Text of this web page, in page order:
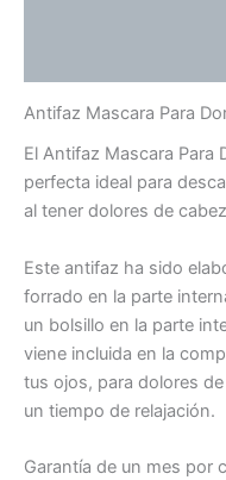
Antifaz Mascara Para
El Antifaz Mascara Para
perfecta ideal para
al tener dolores de
Este antifaz ha sido
forrado en la parte
un bolsillo en la parte
viene incluida en la
tus ojos, para dolores
un tiempo de relajación.
Garantía de un mes por